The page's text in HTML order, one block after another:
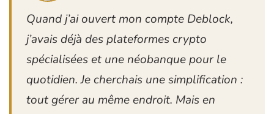
Quand j’ai ouvert mon compte Deblock,
j’avais déjà des plateformes crypto
spécialisées et une néobanque pour le
quotidien. Je cherchais une simplification :
tout gérer au même endroit. Mais en